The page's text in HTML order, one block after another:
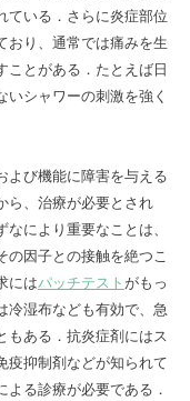
ている．さらに炎症部位
おり、通常では痛みを生
ことがある．たとえば日
シャワーの刺激を強く
よび機能に障害を与える
ら、治療が必要とされ
により重要なことは、
の因子との接触を絶つこ
にはパッチテスト がもっ
冷湿布なども有効で、急
もある．抗炎症剤にはス
疫抑制剤などが知られて
る診療が必要である．